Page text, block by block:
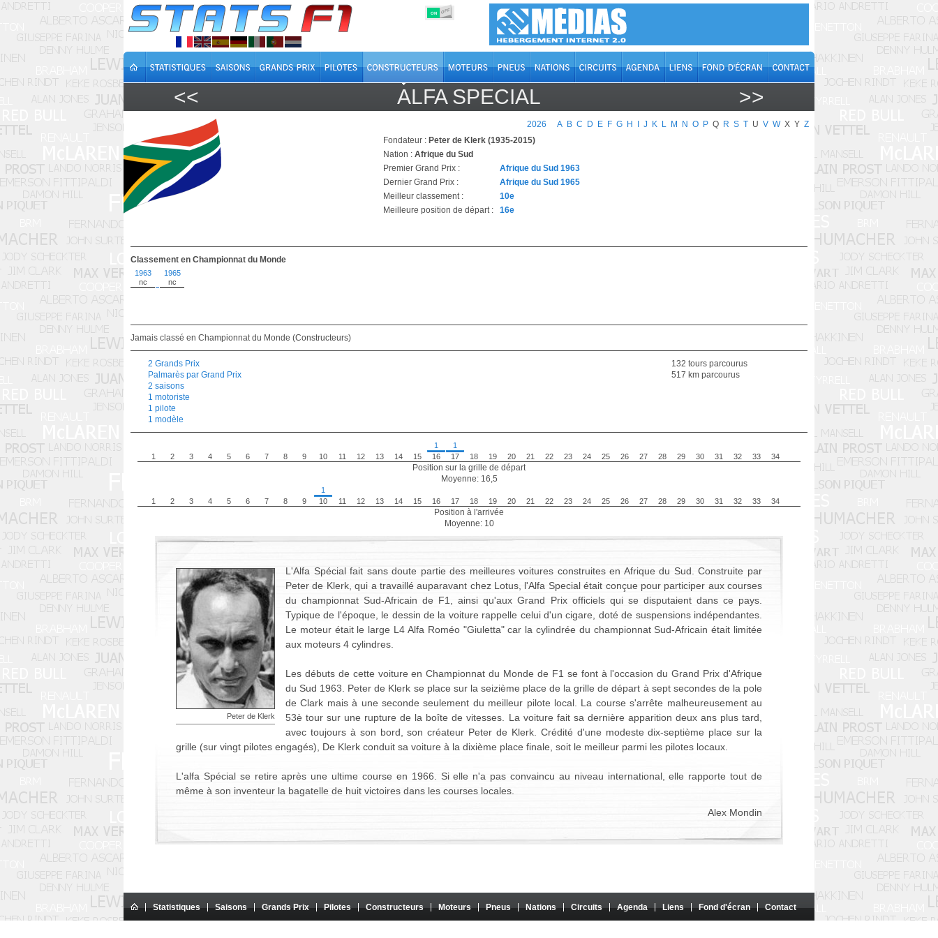
ON OFF
<< ALFA SPECIAL >>
2026 A B C D E F G H J K L M N O P Q R S T U V W X Y Z
Fondateur : Peter de Klerk (1935-2015)
Nation : Afrique du Sud
Premier Grand Prix :
Afrique du Sud 1963
Dernier Grand Prix :
Afrique du Sud 1965
Meilleur classement :
10e
Meilleure position de départ :
16e
Classement en Championnat du Monde
1963
nc
1965
nc
Jamais classé en Championnat du Monde (Constructeurs)
2 Grands Prix
Palmarès par Grand Prix
2 saisons
1 motoriste
1 pilote
1 modèle
132 tours parcourus
517 km parcourus
1 2 3 4 5 6 7 8 9 10 11 12 13 14 15
1
16
1
17
18 19 20 21 22 23 24 25 26 27 28 29 30 31 32 33 34
Position sur la grille de départ
Moyenne: 16,5
1 2 3 4 5 6 7 8 9
1
10
11 12 13 14 15 16 17 18 19 20 21 22 23 24 25 26 27 28 29 30 31 32 33 34
Position à l'arrivée
Moyenne: 10
Peter de Klerk
L'Alfa Spécial fait sans doute partie des meilleures voitures construites en Afrique du Sud. Construite par
Peter de Klerk, qui a travaillé auparavant chez Lotus, l'Alfa Special était conçue pour participer aux courses
du championnat Sud-Africain de F1, ainsi qu'aux Grand Prix officiels qui se disputaient dans ce pays.
Typique de l'époque, le dessin de la voiture rappelle celui d'un cigare, doté de suspensions indépendantes.
Le moteur était le large L4 Alfa Roméo "Giuletta" car la cylindrée du championnat Sud-Africain était limitée
aux moteurs 4 cylindres.
Les débuts de cette voiture en Championnat du Monde de F1 se font à l'occasion du Grand Prix d'Afrique
du Sud 1963. Peter de Klerk se place sur la seizième place de la grille de départ à sept secondes de la pole
de Clark mais à une seconde seulement du meilleur pilote local. La course s'arrête malheureusement au
53è tour sur une rupture de la boîte de vitesses. La voiture fait sa dernière apparition deux ans plus tard,
avec toujours à son bord, son créateur Peter de Klerk. Crédité d'une modeste dix-septième place sur la
grille (sur vingt pilotes engagés), De Klerk conduit sa voiture à la dixième place finale, soit le meilleur parmi les pilotes locaux.
L'alfa Spécial se retire après une ultime course en 1966. Si elle n'a pas convaincu au niveau international, elle rapporte tout de
même à son inventeur la bagatelle de huit victoires dans les courses locales.
Alex Mondin
Statistiques Saisons Grands Prix Pilotes Constructeurs Moteurs Pneus Nations Circuits Agenda Liens Fond d'écran Contact